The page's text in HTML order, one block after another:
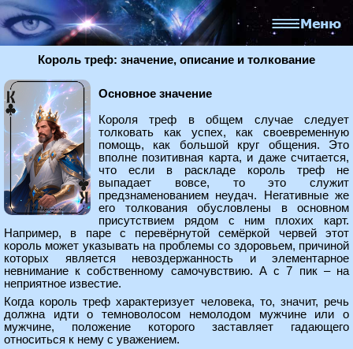
Король треф: значение, описание и толкование
Основное значение
Короля треф в общем случае следует
толковать как успех, как своевременную
помощь, как большой круг общения. Это
вполне позитивная карта, и даже считается,
что если в раскладе король треф не
выпадает вовсе, то это служит
предзнаменованием неудач. Негативные же
его толкования обусловлены в основном
присутствием рядом с ним плохих карт.
Например, в паре с перевёрнутой семёркой червей этот
король может указывать на проблемы со здоровьем, причиной
которых является невоздержанность и элементарное
невнимание к собственному самочувствию. А с 7 пик – на
неприятное известие.
Когда король треф характеризует человека, то, значит, речь
должна идти о темноволосом немолодом мужчине или о
мужчине, положение которого заставляет гадающего
относиться к нему с уважением.